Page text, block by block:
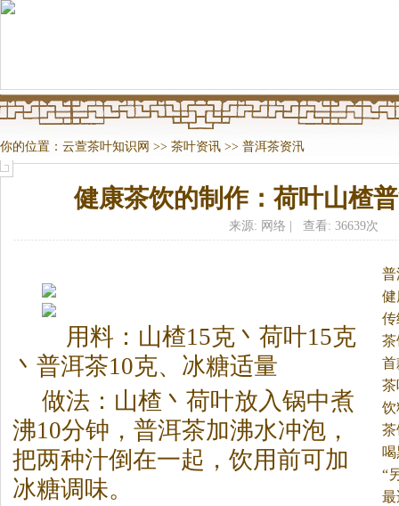
你的位置： 云萱茶叶知识网 >> 茶叶资讯 >> 普洱茶资汛
健康茶饮的制作：荷叶山楂
来源: 网络 | 查看: 36639次
喝
“
用料：山楂15克丶荷叶15克
丶普洱茶10克、冰糖适量
做法：山楂丶荷叶放入锅中煮
沸10分钟，普洱茶加沸水冲泡，
把两种汁倒在一起，饮用前可加
冰糖调味。